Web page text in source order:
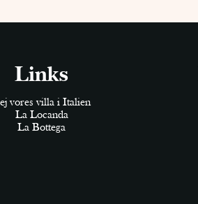
Links
vores villa i Italien
La Locanda
La Bottega